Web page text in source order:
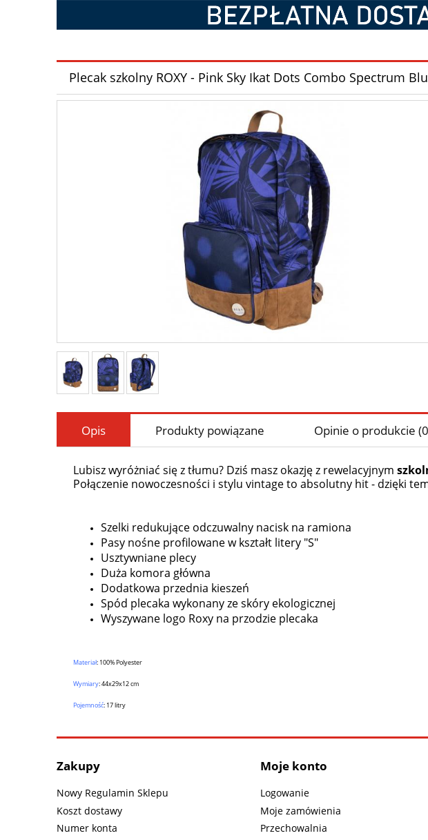
Plecak szkolny ROXY - Pink Sky Ikat Dots Combo Spectrum
Opis Produkty powiązane Opinie o produkcie
Lubisz wyróżniać się z tłumu? Dziś masz okazję z rewelacyjnym
Połączenie nowoczesności i stylu vintage to absolutny hit - dzięki
Szelki redukujące odczuwalny nacisk na ramiona
Pasy nośne profilowane w kształt litery "S"
Usztywniane plecy
Duża komora główna
Dodatkowa przednia kieszeń
Spód plecaka wykonany ze skóry ekologicznej
Wyszywane logo Roxy na przodzie plecaka
Materiał: 100% Polyester
Wymiary: 44x29x12 cm
Pojemność: 17 litry
Zakupy
Nowy Regulamin Sklepu
Koszt dostawy
Numer konta
Moje konto
Logowanie
Moje zamówienia
Przechowalnia